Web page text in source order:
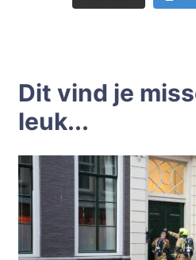
Dit vind je
leuk...